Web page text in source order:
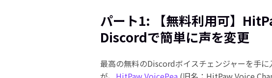
パート1: 【無料利用可】
Discordで簡単に声を変更
最高の無料のDiscordボイスチェンジャーを手